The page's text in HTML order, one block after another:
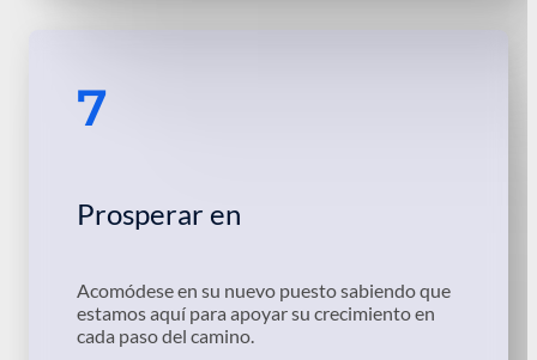
7
Prosperar en
Acomódese en su nuevo puesto sabiendo que
estamos aquí para apoyar su crecimiento en
cada paso del camino.